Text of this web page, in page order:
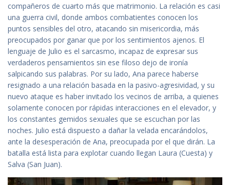
compañeros de cuarto más que matrimonio. La relación es casi
una guerra civil, donde ambos combatientes conocen los
puntos sensibles del otro, atacando sin misericordia, más
preocupados por ganar que por los sentimientos ajenos. El
lenguaje de Julio es el sarcasmo, incapaz de expresar sus
verdaderos pensamientos sin ese filoso dejo de ironía
salpicando sus palabras. Por su lado, Ana parece haberse
resignado a una relación basada en la pasivo-agresividad, y su
nuevo ataque es haber invitado los vecinos de arriba, a quienes
solamente conocen por rápidas interacciones en el elevador, y
los constantes gemidos sexuales que se escuchan por las
noches. Julio está dispuesto a dañar la velada encarándolos,
ante la desesperación de Ana, preocupada por el que dirán. La
batalla está lista para explotar cuando llegan Laura (Cuesta) y
Salva (San Juan).